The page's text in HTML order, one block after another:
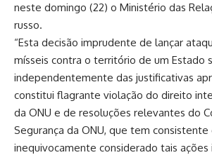
neste domingo (22) o Ministério das
russo.
“Esta decisão imprudente de lançar
mísseis contra o território de um Estado
independentemente das justificativas
constitui flagrante violação do direito
da ONU e de resoluções relevantes do
Segurança da ONU, que tem consistente
inequivocamente considerado tais ações